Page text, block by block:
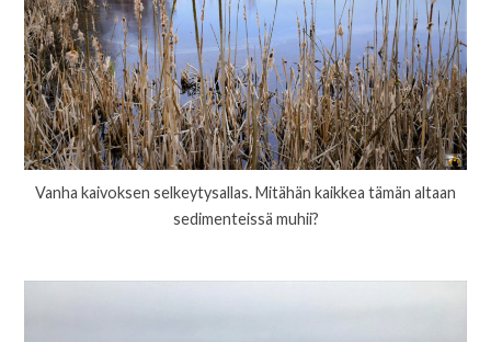
Vanha kaivoksen selkeytysallas. Mitähän kaikkea tämän altaan
sedimenteissä muhii?